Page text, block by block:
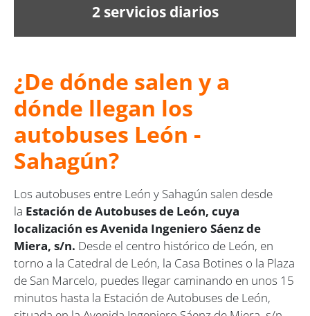
2 servicios diarios
¿De dónde salen y a
dónde llegan los
autobuses León -
Sahagún?
Los autobuses entre León y Sahagún salen desde
la Estación de Autobuses de León, cuya
localización es Avenida Ingeniero Sáenz de
Miera, s/n. Desde el centro histórico de León, en
torno a la Catedral de León, la Casa Botines o la Plaza
de San Marcelo, puedes llegar caminando en unos 15
minutos hasta la Estación de Autobuses de León,